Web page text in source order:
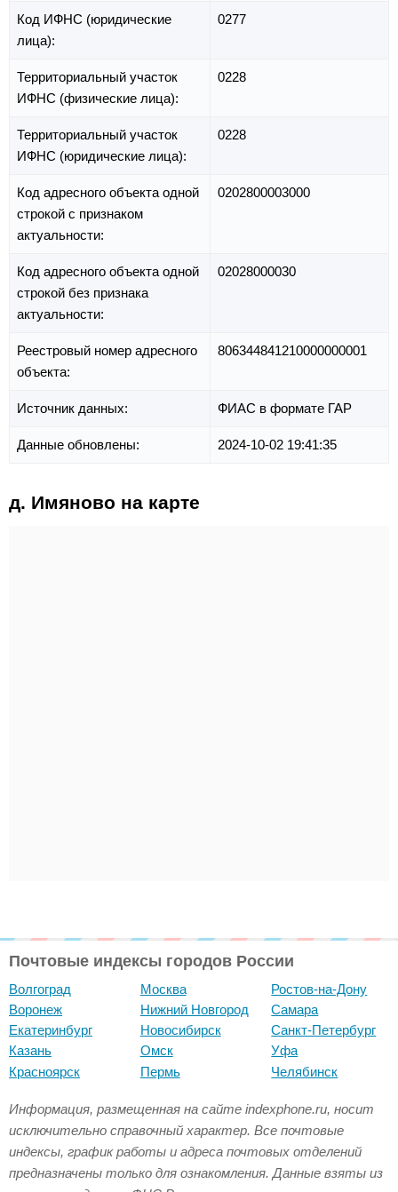
Код ИФНС (юридические
лица):
0277
Территориальный участок
ИФНС (физические лица):
0228
Территориальный участок
ИФНС (юридические лица):
0228
Код адресного объекта одной
строкой с признаком
актуальности:
0202800003000
Код адресного объекта одной
строкой без признака
актуальности:
02028000030
Реестровый номер адресного
объекта:
806344841210000000001
Источник данных: ФИАС в формате ГАР
Данные обновлены: 2024-10-02 19:41:35
д. Имяново на карте
Почтовые индексы городов России
Волгоград
Воронеж
Екатеринбург
Казань
Красноярск
Москва
Нижний Новгород
Новосибирск
Омск
Пермь
Ростов-на-Дону
Самара
Санкт-Петербург
Уфа
Челябинск
Информация, размещенная на сайте indexphone.ru, носит
исключительно справочный характер. Все почтовые
индексы, график работы и адреса почтовых отделений
предназначены только для ознакомления. Данные взяты из